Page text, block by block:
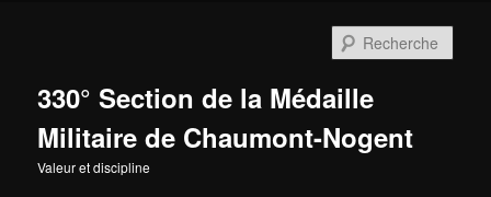
330° Section de la Médaille
Militaire de Chaumont-Nogent
Valeur et discipline